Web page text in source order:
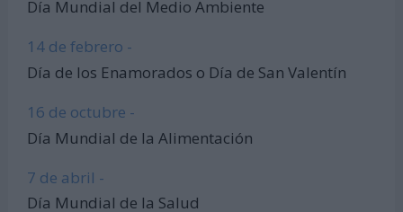
Día Mundial del Medio Ambiente
14 de febrero -
Día de los Enamorados o Día de San Valentín
16 de octubre -
Día Mundial de la Alimentación
7 de abril -
Día Mundial de la Salud